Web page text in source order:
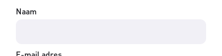
Naam